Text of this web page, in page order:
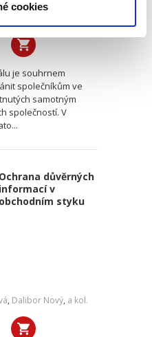
cookies
je souhrnem
společníkům ve
samotným
společností. V
Ochrana důvěrných
informací v
obchodním styku
, Dalibor Nový, a kol.